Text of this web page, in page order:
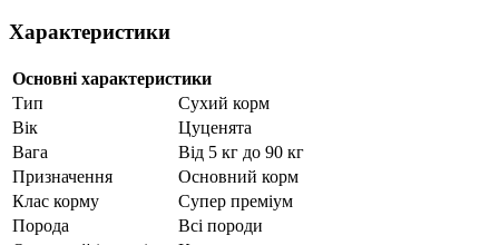
Характеристики
Основні характеристики
Тип
Сухий корм
Вік
Цуценята
Вага
Від 5 кг до 90 кг
Призначення
Основний корм
Клас корму
Супер преміум
Порода
Всі породи